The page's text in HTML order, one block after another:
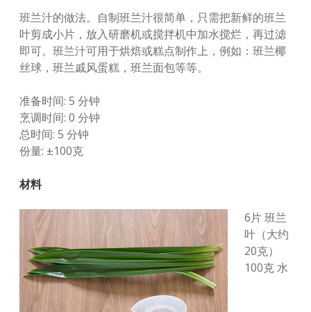
班兰汁的做法。自制班兰汁很简单，只需把新鲜的班兰
叶剪成小片，放入研磨机或搅拌机中加水搅烂，再过滤
即可。班兰汁可用于烘焙或糕点制作上，例如：班兰椰
丝球，班兰戚风蛋糕，班兰面包等等。
准备时间: 5 分钟
烹调时间: 0 分钟
总时间: 5 分钟
份量: ±100克
材料
6片 班兰
叶（大约
20克）
100克 水